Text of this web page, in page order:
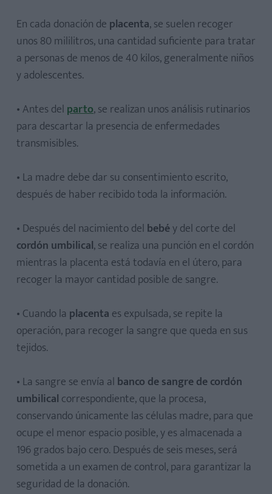
En cada donación de placenta, se suelen recoger
unos 80 mililitros, una cantidad suficiente para tratar
a personas de menos de 40 kilos, generalmente niños
y adolescentes.
• Antes del parto, se realizan unos análisis rutinarios
para descartar la presencia de enfermedades
transmisibles.
• La madre debe dar su consentimiento escrito,
después de haber recibido toda la información.
• Después del nacimiento del bebéy del corte del
cordón umbilical, se realiza una punción en el cordón
mientras la placenta está todavía en el útero, para
recoger la mayor cantidad posible de sangre.
• Cuando la placenta es expulsada, se repite la
operación, para recoger la sangre que queda en sus
tejidos.
• La sangre se envía al banco de sangre de cordón
umbilical correspondiente, que la procesa,
conservando únicamente las células madre, para que
ocupe el menor espacio posible, y es almacenada a
196 grados bajo cero. Después de seis meses, será
sometida a un examen de control, para garantizar la
seguridad de la donación.